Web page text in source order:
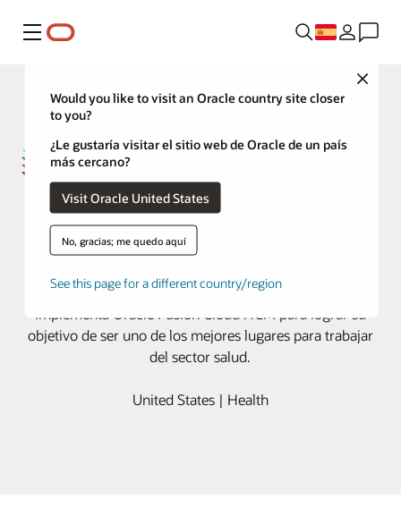
Menú
Close
Would you like to visit an Oracle country site closer
to you?
¿Le gustaría visitar el sitio web de Oracle de un país
más cercano?
Visit Oracle United States
No, gracias; me quedo aquí
See this page for a different country/region
Northwell Health recurre a las
capacidades de Oracle Cloud HCM
El sistema de salud más grande de Nueva York
implementa Oracle Fusion Cloud HCM para lograr su
objetivo de ser uno de los mejores lugares para trabajar
del sector salud.
United States | Health